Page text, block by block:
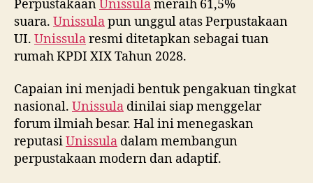
PerpustakaanUnissulameraih 61,5%
suara. Unissulapun unggul atas Perpustakaan
UI. Unissularesmi ditetapkan sebagai tuan
rumah KPDI XIX Tahun 2028.
Capaian ini menjadi bentuk pengakuan tingkat
nasional. Unissula dinilai siap menggelar
forum ilmiah besar. Hal ini menegaskan
reputasiUnissula dalam membangun
perpustakaan modern dan adaptif.